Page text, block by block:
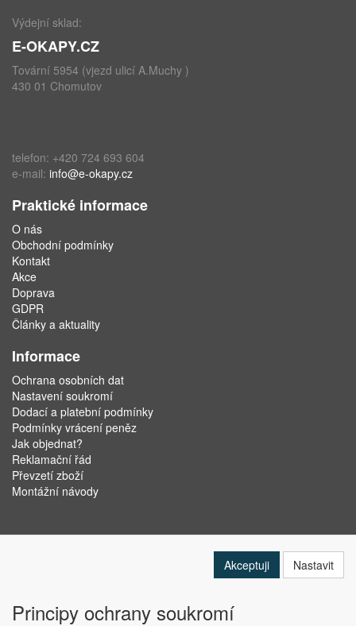
Výdejní sklad:
E-OKAPY.CZ
Tovární 5954 (vjezd ulicí A.Muchy )
430 01 Chomutov
telefon: +420 724 693 604
e-mail: info@e-okapy.cz
Praktické informace
O nás
Obchodní podmínky
Kontakt
Akce
Doprava
GDPR
Články a aktuality
Informace
Ochrana osobních dat
Nastavení soukromí
Dodací a platební podmínky
Podmínky vrácení peněz
Jak objednat?
Reklamační řád
Převzetí zboží
Montážní návody
Akceptuji Nastavit
Principy ochrany soukromí